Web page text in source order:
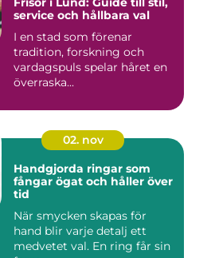
service och hållbara val
I en stad som förenar
tradition, forskning och
vardagspuls spelar håret en
överraska...
02. nov
Handgjorda ringar som
fångar ögat och håller över
tid
När smycken skapas för
hand blir varje detalj ett
medvetet val. En ring får sin